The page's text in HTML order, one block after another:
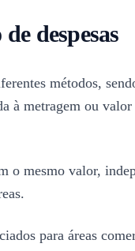
despesas
métodos,
à metragem ou
mesmo valor,
para áreas